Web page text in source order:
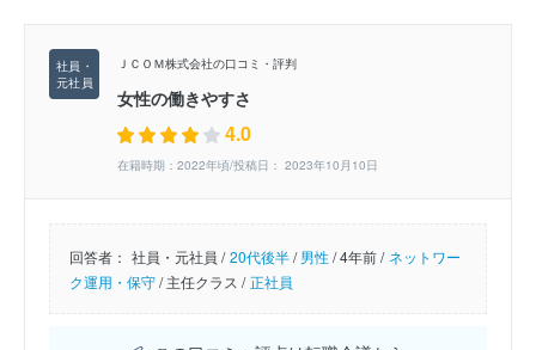
ＪＣＯＭ株式会社の口コミ・評判
女性の働きやすさ
4.0
在籍時期：2022年頃/投稿日： 2023年10月10日
回答者： 社員・元社員 / 20代後半/男性/4年前 / ネットワー
ク運用・保守/主任クラス / 正社員